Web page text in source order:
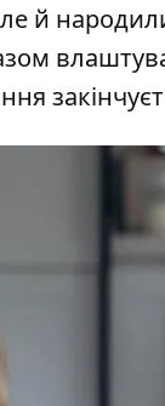
й